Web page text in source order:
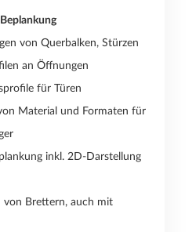
von Querbalken, Stürzen
an Öffnungen
für Türen
Material und Formaten für
inkl. 2D-Darstellung
von Brettern, auch mit